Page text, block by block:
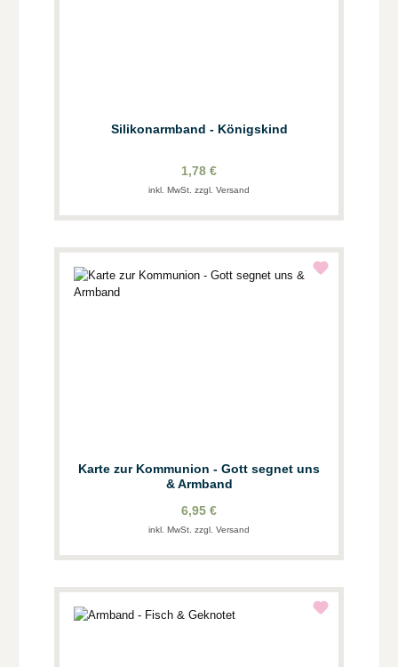
Silikonarmband - Königskind
1,78 €
inkl. MwSt. zzgl. Versand
Karte zur Kommunion - Gott segnet uns
& Armband
6,95 €
inkl. MwSt. zzgl. Versand